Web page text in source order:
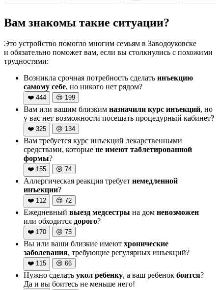
Вам знакомы такие ситуации?
Это устройство помогло многим семьям в Заводоуковске
и обязательно поможет вам, если вы столкнулись с похожими
трудностями:
Возникла срочная потребность сделать инъекцию
самому себе, но никого нет рядом?
❤️ 444 😢 199
Вам или вашим близким назначили курс инъекций, но
у вас нет возможности посещать процедурный кабинет?
❤️ 325 😢 134
Вам требуется курс инъекций лекарственными
средствами, которые не имеют таблетированной
формы?
❤️ 155 😢 74
Аллергическая реакция требует немедленной
инъекции?
❤️ 112 😢 72
Ежедневный выезд медсестры на дом невозможен
или обходится дорого?
❤️ 170 😢 75
Вы или ваши близкие имеют хронические
заболевания, требующие регулярных инъекций?
❤️ 115 😢 66
Нужно сделать укол ребенку, а ваш ребенок боится?
Да и вы боитесь не меньше него!